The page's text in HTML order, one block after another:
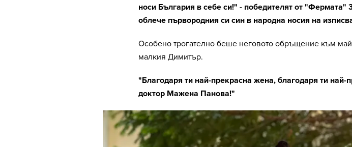
носи България в себе си!" - победителят от "Фермата"
облече първородния си син в народна носия на
Особено трогателно беше неговото обръщение към
малкия Димитър.
"Благодаря ти най-прекрасна жена, благодаря ти най-
доктор Мажена Панова!"